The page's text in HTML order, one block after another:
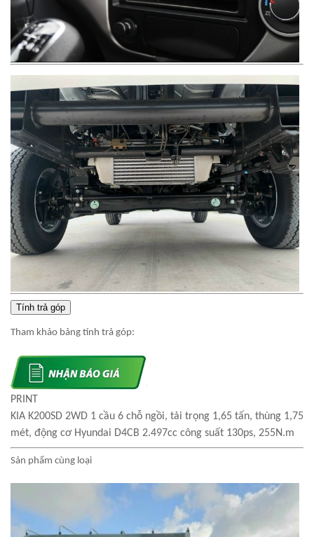
Tính trả góp
Tham khảo bảng tính trả góp:
PRINT
KIA K200SD 2WD 1 cầu 6 chỗ ngồi, tải trọng 1,65 tấn, thùng 1,75
mét, động cơ Hyundai D4CB 2.497cc công suất 130ps, 255N.m
Sản phẩm cùng loại